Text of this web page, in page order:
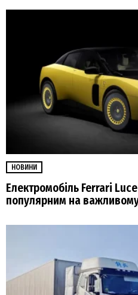
НОВИНИ
Електромобіль Ferrari
популярним на